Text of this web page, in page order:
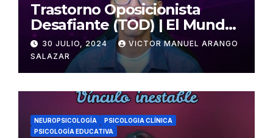
Trastorno Oposicionista
Desafiante (TOD) | El Mundo
Psicológico
30 JULIO, 2024
VICTOR MANUEL ARANGO
SALAZAR
NEUROPSICOLOGÍA
PSICOLOGIA CLÍNICA
PSICOLOGÍA EDUCATIVA